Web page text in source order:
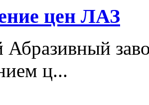
цен ЛАЗ
ц...